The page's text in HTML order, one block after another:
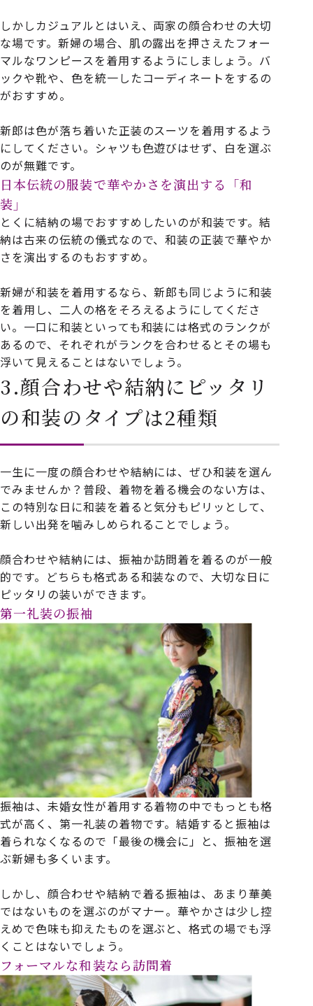
しかしカジュアルとはいえ、両家の顔合わせの大切
な場です。新婦の場合、肌の露出を押さえたフォー
マルなワンピースを着用するようにしましょう。バ
ックや靴や、色を統一したコーディネートをするの
がおすすめ。
新郎は色が落ち着いた正装のスーツを着用するよう
にしてください。シャツも色遊びはせず、白を選ぶ
のが無難です。
日本伝統の服装で華やかさを演出する「和
装」
とくに結納の場でおすすめしたいのが和装です。結
納は古来の伝統の儀式なので、和装の正装で華やか
さを演出するのもおすすめ。
新婦が和装を着用するなら、新郎も同じように和装
を着用し、二人の格をそろえるようにしてくださ
い。一口に和装といっても和装には格式のランクが
あるので、それぞれがランクを合わせるとその場も
浮いて見えることはないでしょう。
3.顔合わせや結納にピッタリ
の和装のタイプは2種類
一生に一度の顔合わせや結納には、ぜひ和装を選ん
でみませんか？普段、着物を着る機会のない方は、
この特別な日に和装を着ると気分もピリッとして、
新しい出発を噛みしめられることでしょう。
顔合わせや結納には、振袖か訪問着を着るのが一般
的です。どちらも格式ある和装なので、大切な日に
ピッタリの装いができます。
第一礼装の振袖
振袖は、未婚女性が着用する着物の中でもっとも格
式が高く、第一礼装の着物です。結婚すると振袖は
着られなくなるので「最後の機会に」と、振袖を選
ぶ新婦も多くいます。
しかし、顔合わせや結納で着る振袖は、あまり華美
ではないものを選ぶのがマナー。華やかさは少し控
えめで色味も抑えたものを選ぶと、格式の場でも浮
くことはないでしょう。
フォーマルな和装なら訪問着